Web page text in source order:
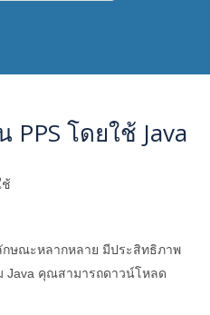
PPS โดยใช้ Java
ช้
กษณะหลากหลาย มีประสิทธิภาพ
Java คุณสามารถดาวน์โหลด